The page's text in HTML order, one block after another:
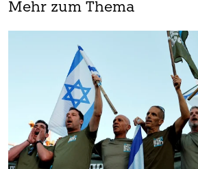
Mehr zum Thema